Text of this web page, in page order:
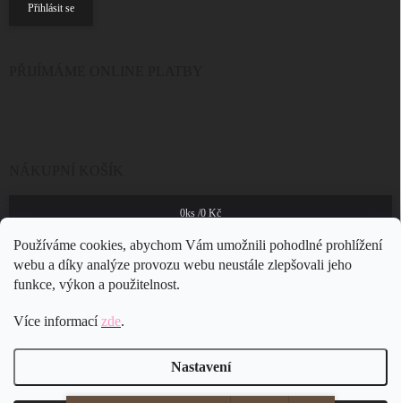
Používáme cookies, abychom Vám umožnili pohodlné prohlížení
webu a díky analýze provozu webu neustále zlepšovali jeho
funkce, výkon a použitelnost.
Více informacízde.
Nastavení
Přihlásit se
0ks /0 Kč